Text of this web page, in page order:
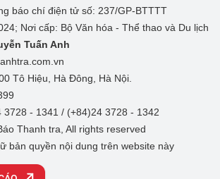
báo chí điện tử số: 237/GP-BTTTT
Nơi cấp: Bộ Văn hóa - Thể thao và Du lịch
Tuấn Anh
Tô Hiệu, Hà Đông, Hà Nội.
- 1341 / (+84)24 3728 - 1342
Thanh tra, All rights reserved
bản quyền nội dung trên website này